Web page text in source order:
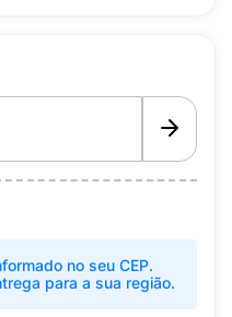
no seu CEP.
para a sua região.